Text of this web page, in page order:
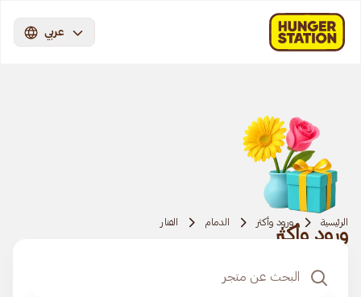
عربي
الرئيسية ورود وأكثر الدمام الفنار
ورود وأكثر